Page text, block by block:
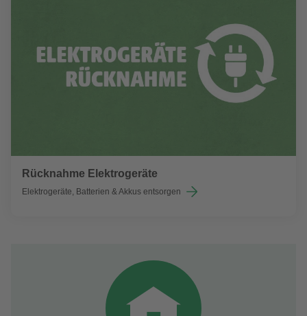
Rücknahme Elektrogeräte
Elektrogeräte, Batterien & Akkus entsorgen